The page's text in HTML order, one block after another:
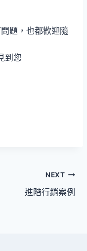
題，也都歡迎隨
到您
NEXT
進階行銷案例